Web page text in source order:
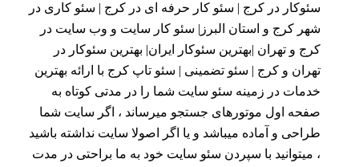
سئوکار در کرج | سئو کار حرفه ای در کرج | سئو کاری در
شهر کرج و استان البرز| سئو کار سایت و وب سایت در
کرج و تهران |بهترین سئوکار ایران| بهترین سئوکار در
تهران و کرج | سئو تضمینی | سئو تاپ کرج با ارائه بهترین
خدمات در زمینه سئو سایت شما را در مدتی کوتاه به
صفحه اول موتورهای جستجو میرساند ، اگر سایت شما
طراحی و آماده میباشد و یا اگر اصولا سایت نداشته باشید
، میتوانید با سپردن سئو سایت خود به ما براحتی در مدت